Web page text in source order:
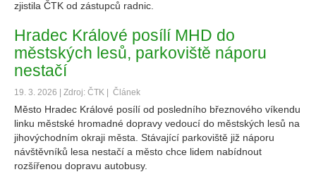
zjistila ČTK od zástupců radnic.
Hradec Králové posílí MHD do
městských lesů, parkoviště náporu
nestačí
19. 3. 2026 | Zdroj: ČTK | Článek
Město Hradec Králové posílí od posledního březnového víkendu
linku městské hromadné dopravy vedoucí do městských lesů na
jihovýchodním okraji města. Stávající parkoviště již náporu
návštěvníků lesa nestačí a město chce lidem nabídnout
rozšířenou dopravu autobusy.